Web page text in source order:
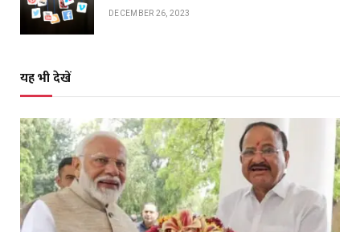
DECEMBER 26, 2023
यह भी देखें